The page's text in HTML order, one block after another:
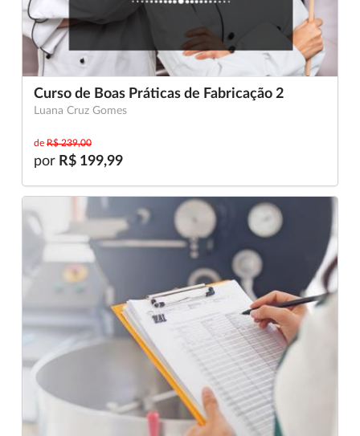
Curso de Boas Práticas de Fabricação 2
Luana Cruz Gomes
de R$ 239,00
por R$ 199,99